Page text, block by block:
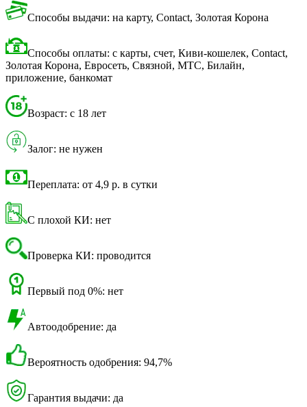
Способы выдачи: на карту, Contact, Золотая Корона
Способы оплаты: с карты, счет, Киви-кошелек, Contact,
Золотая Корона, Евросеть, Связной, МТС, Билайн,
приложение, банкомат
Возраст: с 18 лет
Залог: не нужен
Переплата: от 4,9 р. в сутки
С плохой КИ: нет
Проверка КИ: проводится
Первый под 0%: нет
Автоодобрение: да
Вероятность одобрения: 94,7%
Гарантия выдачи: да